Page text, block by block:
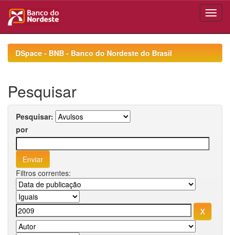
navigationDSpace - BNB - Banco do Nordeste do Brasil
Pesquisar
Pesquisar:
por
Filtros correntes: